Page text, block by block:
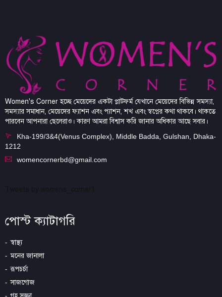
Women's Corner হচ্ছে মেয়েদের একটা প্লাটফর্ম যেখানে মেয়েদের বিভিন্ন সমস্যা,
সমস্যার সমাধান, মেয়েদের ফ্যাশন এবং প্যাশন, শখ এবং স্বপ্নের কথা থাকবে। থাকতে
পারবেন আপনারা ছেলেরাও। কারণ আমরা বিশ্বাস করি জানার অধিকার আছে সবার।
Kha-199/3&4(Venus Complex), Middle Badda, Gulshan, Dhaka-
1212
womencornerbd@gmail.com
পোস্ট ক্যাটাগরি
স্বাস্থ্য
মনের জানালা
রূপচর্চা
সাজগোজ